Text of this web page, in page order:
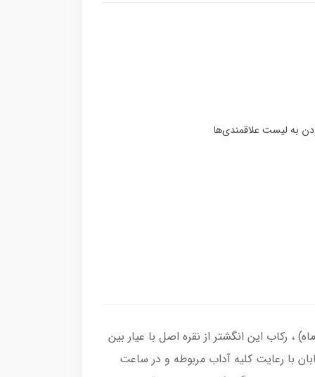
زرد ( آماده حکاکی ذکر شرف الشمس با کلیه آداب مربوطه و به نام شما در 19 فروردین ماه) ، رکاب این انگشتر از نقره اصل با عیار بین
با رعایت کلیه آداب مربوطه و در ساعت